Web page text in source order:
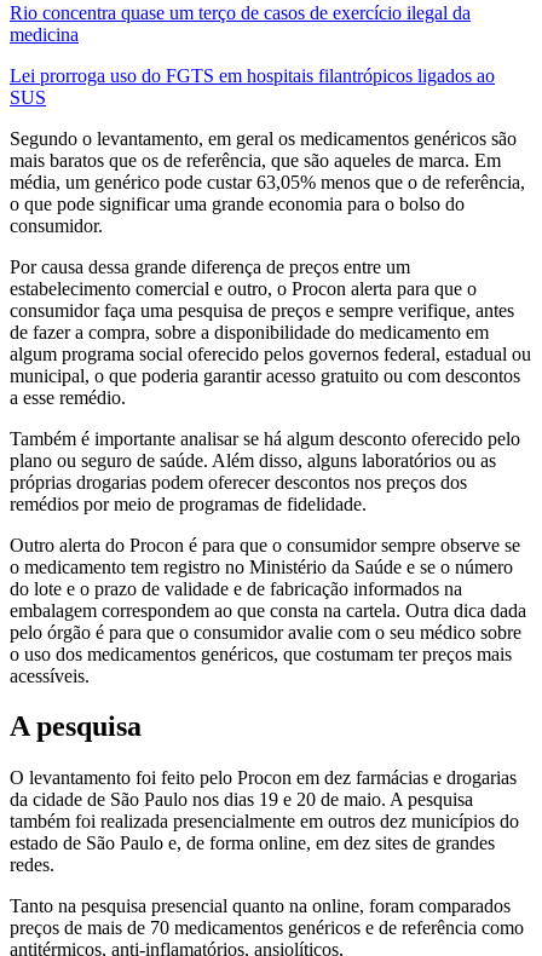
Rio concentra quase um terço de casos de exercício ilegal da
medicina
Lei prorroga uso do FGTS em hospitais filantrópicos ligados ao
SUS
Segundo o levantamento, em geral os medicamentos genéricos são
mais baratos que os de referência, que são aqueles de marca. Em
média, um genérico pode custar 63,05% menos que o de referência,
o que pode significar uma grande economia para o bolso do
consumidor.
Por causa dessa grande diferença de preços entre um
estabelecimento comercial e outro, o Procon alerta para que o
consumidor faça uma pesquisa de preços e sempre verifique, antes
de fazer a compra, sobre a disponibilidade do medicamento em
algum programa social oferecido pelos governos federal, estadual ou
municipal, o que poderia garantir acesso gratuito ou com descontos
a esse remédio.
Também é importante analisar se há algum desconto oferecido pelo
plano ou seguro de saúde. Além disso, alguns laboratórios ou as
próprias drogarias podem oferecer descontos nos preços dos
remédios por meio de programas de fidelidade.
Outro alerta do Procon é para que o consumidor sempre observe se
o medicamento tem registro no Ministério da Saúde e se o número
do lote e o prazo de validade e de fabricação informados na
embalagem correspondem ao que consta na cartela. Outra dica dada
pelo órgão é para que o consumidor avalie com o seu médico sobre
o uso dos medicamentos genéricos, que costumam ter preços mais
acessíveis.
A pesquisa
O levantamento foi feito pelo Procon em dez farmácias e drogarias
da cidade de São Paulo nos dias 19 e 20 de maio. A pesquisa
também foi realizada presencialmente em outros dez municípios do
estado de São Paulo e, de forma online, em dez sites de grandes
redes.
Tanto na pesquisa presencial quanto na online, foram comparados
preços de mais de 70 medicamentos genéricos e de referência como
antitérmicos, anti-inflamatórios, ansiolíticos,